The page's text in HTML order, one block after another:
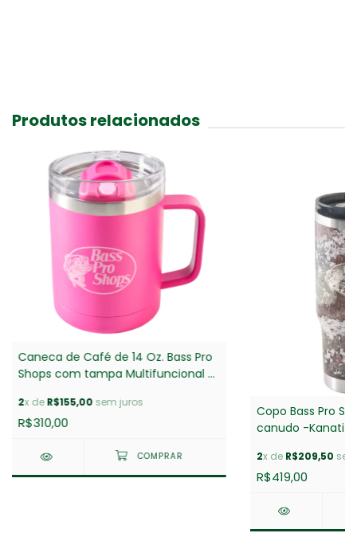
Produtos relacionados
Caneca de Café de 14 Oz. Bass Pro
Shops com tampa Multifuncional -
2x deR$155,00 sem juros
R$310,00
Copo Bass Pro
canudo -Kanati
2x de R$209,50
R$419,00